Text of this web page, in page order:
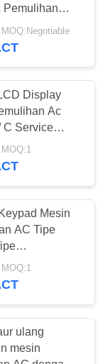
23
Pemulihan
R134a Semi
Display
Ac
C Service
CE
Mesin
AC Tipe
ulang
mesin